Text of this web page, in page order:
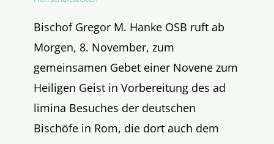
Bischof Gregor M. Hanke OSB ruft ab
Morgen, 8. November, zum
gemeinsamen Gebet einer Novene zum
Heiligen Geist in Vorbereitung des ad
limina Besuches der deutschen
Bischöfe in Rom, die dort auch dem